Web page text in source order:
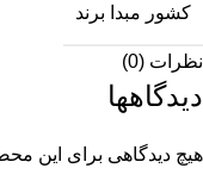
کشور مبدا برند
نظرات (0)
دیدگاهها
هیچ دیدگاهی برای این